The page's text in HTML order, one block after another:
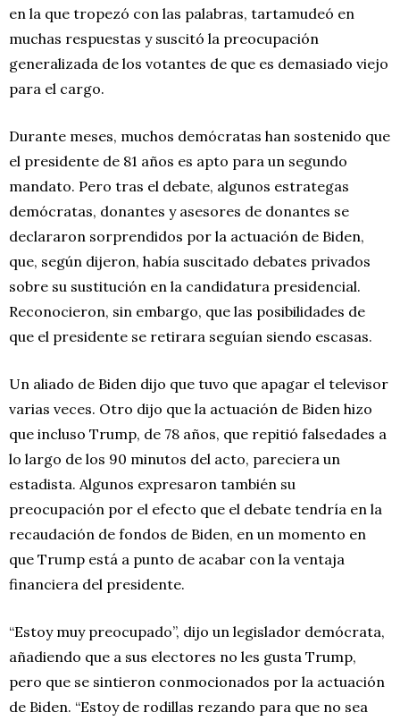
en la que tropezó con las palabras, tartamudeó en
muchas respuestas y suscitó la preocupación
generalizada de los votantes de que es demasiado viejo
para el cargo.
Durante meses, muchos demócratas han sostenido que
el presidente de 81 años es apto para un segundo
mandato. Pero tras el debate, algunos estrategas
demócratas, donantes y asesores de donantes se
declararon sorprendidos por la actuación de Biden,
que, según dijeron, había suscitado debates privados
sobre su sustitución en la candidatura presidencial.
Reconocieron, sin embargo, que las posibilidades de
que el presidente se retirara seguían siendo escasas.
Un aliado de Biden dijo que tuvo que apagar el televisor
varias veces. Otro dijo que la actuación de Biden hizo
que incluso Trump, de 78 años, que repitió falsedades a
lo largo de los 90 minutos del acto, pareciera un
estadista. Algunos expresaron también su
preocupación por el efecto que el debate tendría en la
recaudación de fondos de Biden, en un momento en
que Trump está a punto de acabar con la ventaja
financiera del presidente.
“Estoy muy preocupado”, dijo un legislador demócrata,
añadiendo que a sus electores no les gusta Trump,
pero que se sintieron conmocionados por la actuación
de Biden. “Estoy de rodillas rezando para que no sea